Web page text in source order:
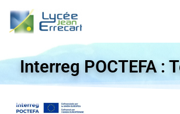
Aller
contenu
Interreg POCTEFA :